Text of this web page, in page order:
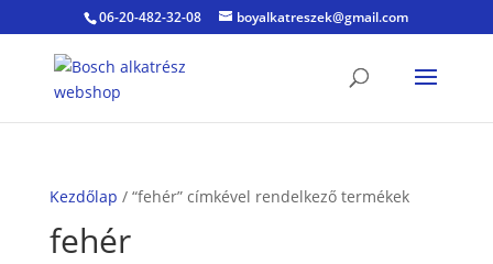
06-20-482-32-08 boyalkatreszek@gmail.com
Kezdőlap / “fehér” címkével rendelkező termékek
fehér